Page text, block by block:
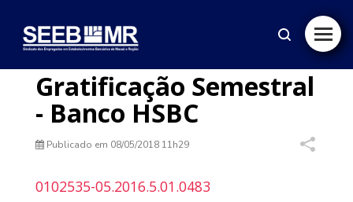
Gratificação Semestral
- Banco HSBC
Publicado em 08/05/2018 11h29
0102535-05.2016.5.01.0483